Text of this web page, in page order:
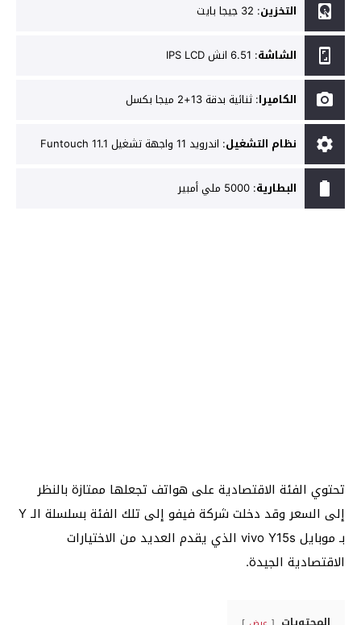
التخزين: 32 جيجا بايت
الشاشة: 6.51 انش IPS LCD
الكاميرا: ثنائية بدقة 13+2 ميجا بكسل
نظام التشغيل: اندرويد 11 واجهة تشغيل Funtouch 11.1
البطارية: 5000 ملي أمبير
تحتوي الفئة الاقتصادية على هواتف تجعلها ممتازة بالنظر
إلى السعر وقد دخلت شركة فيفو إلى تلك الفئة بسلسلة الـ Y
بـ موبايل vivo Y15s الذي يقدم العديد من الاختيارات
الاقتصادية الجيدة.